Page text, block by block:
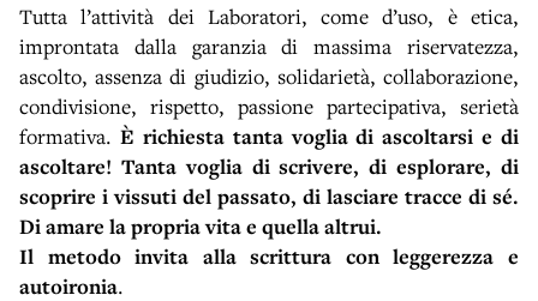
Tutta l’attività dei Laboratori, come d’uso, è etica,
improntata dalla garanzia di massima riservatezza,
ascolto, assenza di giudizio, solidarietà, collaborazione,
condivisione, rispetto, passione partecipativa, serietà
formativa. È richiesta tanta voglia di ascoltarsi e di
ascoltare! Tanta voglia di scrivere, di esplorare, di
scoprire i vissuti del passato, di lasciare tracce di sé.
Di amare la propria vita e quella altrui.
Il metodo invita alla scrittura con leggerezza e
autoironia.